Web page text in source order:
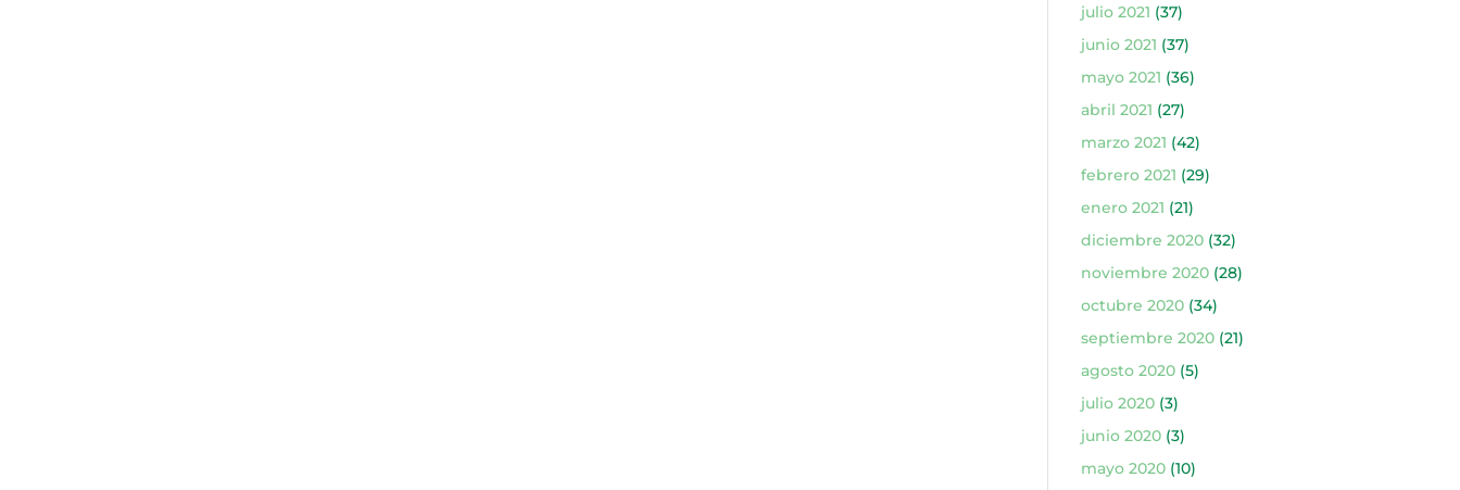
julio 2021 (37)
junio 2021 (37)
mayo 2021 (36)
abril 2021 (27)
marzo 2021 (42)
febrero 2021 (29)
enero 2021 (21)
diciembre 2020(32)
noviembre 2020(28)
octubre 2020(34)
septiembre 2020(21)
agosto 2020(5)
julio 2020(3)
junio 2020(3)
mayo 2020(10)